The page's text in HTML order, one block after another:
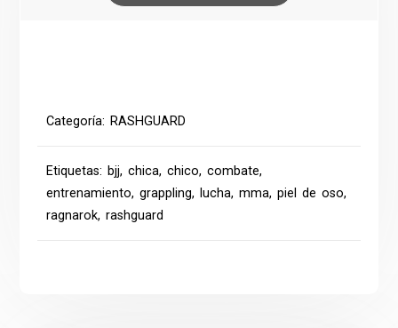
Categoría: RASHGUARD
Etiquetas: bjj,chica,chico,combate,
entrenamiento,grappling, lucha,mma,piel de oso,
ragnarok,rashguard